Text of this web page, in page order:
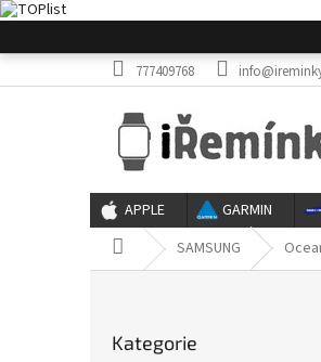
na
777409768
APPLE GARMIN
Domů SAMSUNG
kategorie
Kategorie